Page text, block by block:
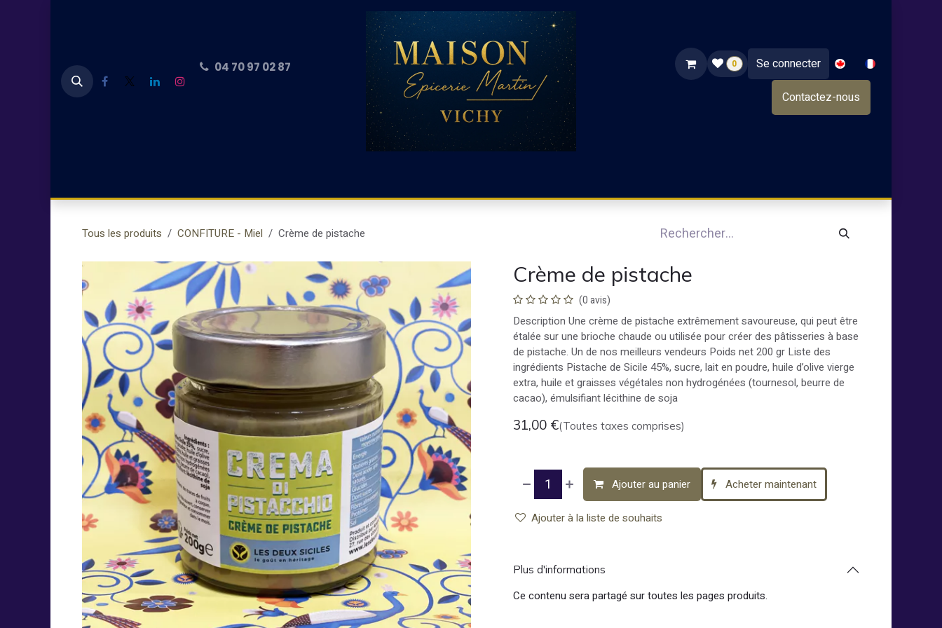
04 70 97 02 87 0
Se connecter
Contactez-nous
Tous les produits CONFITURE - Miel Crème de pistache
Crème de pistache
(0 avis)
Description Une crème de pistache extrêmement savoureuse, qui peut être
étalée sur une brioche chaude ou utilisée pour créer des pâtisseries à base
de pistache. Un de nos meilleurs vendeurs Poids net 200 gr Liste des
ingrédients Pistache de Sicile 45%, sucre, lait en poudre, huile d’olive vierge
extra, huile et graisses végétales non hydrogénées (tournesol, beurre de
cacao), émulsifiant lécithine de soja
31,00 €(Toutes taxes comprises)
Ajouter au panier Acheter maintenant
Ajouter à la liste de souhaits
Plus d'informations
Ce contenu sera partagé sur toutes les pages produits.